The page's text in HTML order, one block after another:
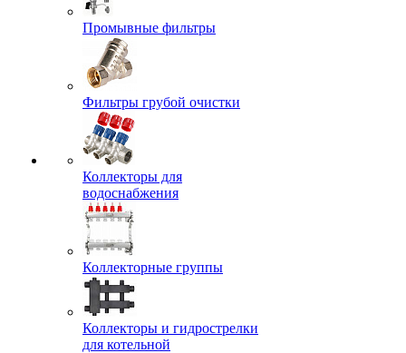
Промывные фильтры
Фильтры грубой очистки
Коллекторы для
водоснабжения
Коллекторные группы
Коллекторы и гидрострелки
для котельной